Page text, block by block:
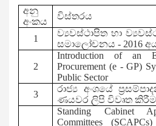
අනු
අංකය
විස්තරය
1
ව්‍යවස්ථාපිත හා
සමාලෝචනය - 2016
2
Introduction of an
Procurement (e - GP)
Public Sector
3
රාජ්‍ය අංශයේ
ණයවර ලිපි විවෘත කිරීම
Standing Cabinet
Committees